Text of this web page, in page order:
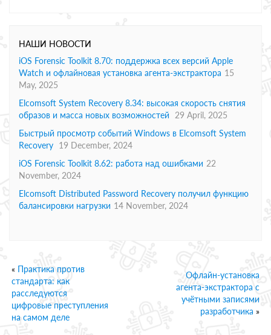
НАШИ НОВОСТИ
iOS Forensic Toolkit 8.70: поддержка всех версий Apple
Watch и офлайновая установка агента-экстрактора 15
May, 2025
Elcomsoft System Recovery 8.34: высокая скорость снятия
образов и масса новых возможностей
29 April, 2025
Быстрый просмотр событий Windows в Elcomsoft System
Recovery 19 December, 2024
iOS Forensic Toolkit 8.62: работа над ошибками 22
November, 2024
Elcomsoft Distributed Password Recovery получил функцию
балансировки нагрузки 14 November, 2024
« Практика против
стандарта: как
расследуются
цифровые преступления
на самом деле
Офлайн-установка
агента-экстрактора с
учётными записями
разработчика »